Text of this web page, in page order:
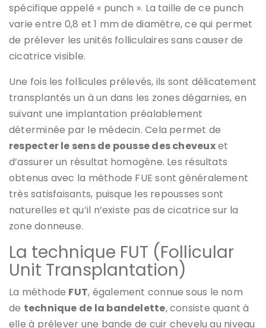
spécifique appelé « punch ». La taille de ce punch
varie entre 0,8 et 1 mm de diamètre, ce qui permet
de prélever les unités folliculaires sans causer de
cicatrice visible.
Une fois les follicules prélevés, ils sont délicatement
transplantés un à un dans les zones dégarnies, en
suivant une implantation préalablement
déterminée par le médecin. Cela permet de
respecter le sens de pousse des cheveuxet
d’assurer un résultat homogène. Les résultats
obtenus avec la méthode FUE sont généralement
très satisfaisants, puisque les repousses sont
naturelles et qu’il n’existe pas de cicatrice sur la
zone donneuse.
La technique FUT (Follicular
Unit Transplantation)
La méthode FUT, également connue sous le nom
de technique de la bandelette, consiste quant à
elle à prélever une bande de cuir chevelu au niveau